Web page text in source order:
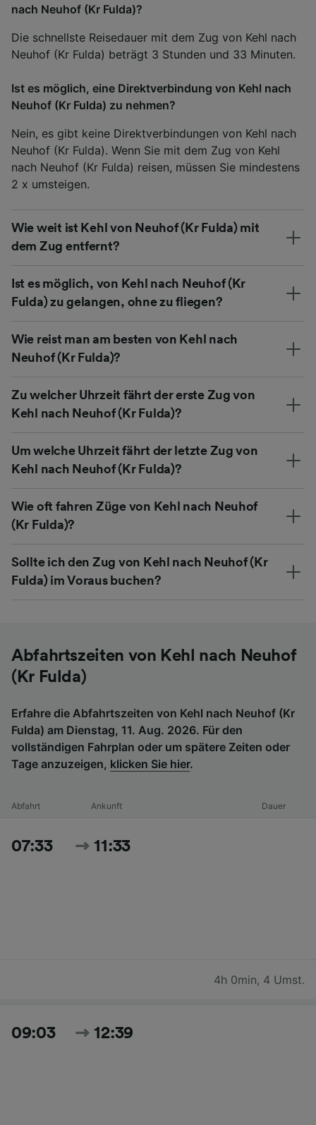
nach Neuhof (Kr Fulda)?
Die schnellste Reisedauer mit dem Zug von Kehl nach
Neuhof (Kr Fulda) beträgt 3 Stunden und 33 Minuten.
Ist es möglich, eine Direktverbindung von Kehl nach
Neuhof (Kr Fulda) zu nehmen?
Nein, es gibt keine Direktverbindungen von Kehl nach
Neuhof (Kr Fulda). Wenn Sie mit dem Zug von Kehl
nach Neuhof (Kr Fulda) reisen, müssen Sie mindestens
2 x umsteigen.
Wie weit ist Kehl von Neuhof (Kr Fulda) mit
dem Zug entfernt?
Ist es möglich, von Kehl nach Neuhof (Kr
Fulda) zu gelangen, ohne zu fliegen?
Wie reist man am besten von Kehl nach
Neuhof (Kr Fulda)?
Zu welcher Uhrzeit fährt der erste Zug von
Kehl nach Neuhof (Kr Fulda)?
Um welche Uhrzeit fährt der letzte Zug von
Kehl nach Neuhof (Kr Fulda)?
Wie oft fahren Züge von Kehl nach Neuhof
(Kr Fulda)?
Sollte ich den Zug von Kehl nach Neuhof (Kr
Fulda) im Voraus buchen?
Abfahrtszeiten von Kehl nach Neuhof
(Kr Fulda)
Erfahre die Abfahrtszeiten von Kehl nach Neuhof (Kr
Fulda) am Dienstag, 11. Aug. 2026. Für den
vollständigen Fahrplan oder um spätere Zeiten oder
Tage anzuzeigen, klicken Sie hier.
Abfahrt Ankunft Dauer
07:33 11:33
4h 0min, 4 Umst.
09:03 12:39